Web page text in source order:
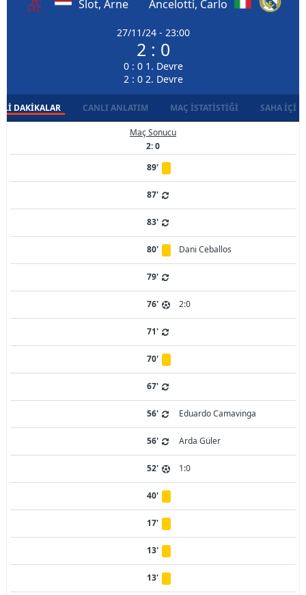
Slot, Arne
27/11/24 - 23:00
2 : 0
0 : 0 1. Devre
2 : 0 2. Devre
Ancelotti, Carlo
DAKIKALAR CANLI ANLATIM MAÇ İSTATISTIĞI SAHA İÇI
Maç Sonucu
2: 0
89'
87'
83'
80' Dani Ceballos
79'
76' 2:0
71'
70'
67'
56' Eduardo Camavinga
56' Arda Güler
52' 1:0
40'
17'
13'
13'